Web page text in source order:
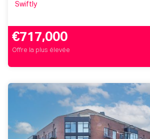
Swiftly
€717,000
Offre la plus élevée